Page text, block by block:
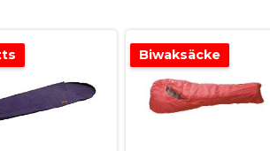
Biwaksäcke